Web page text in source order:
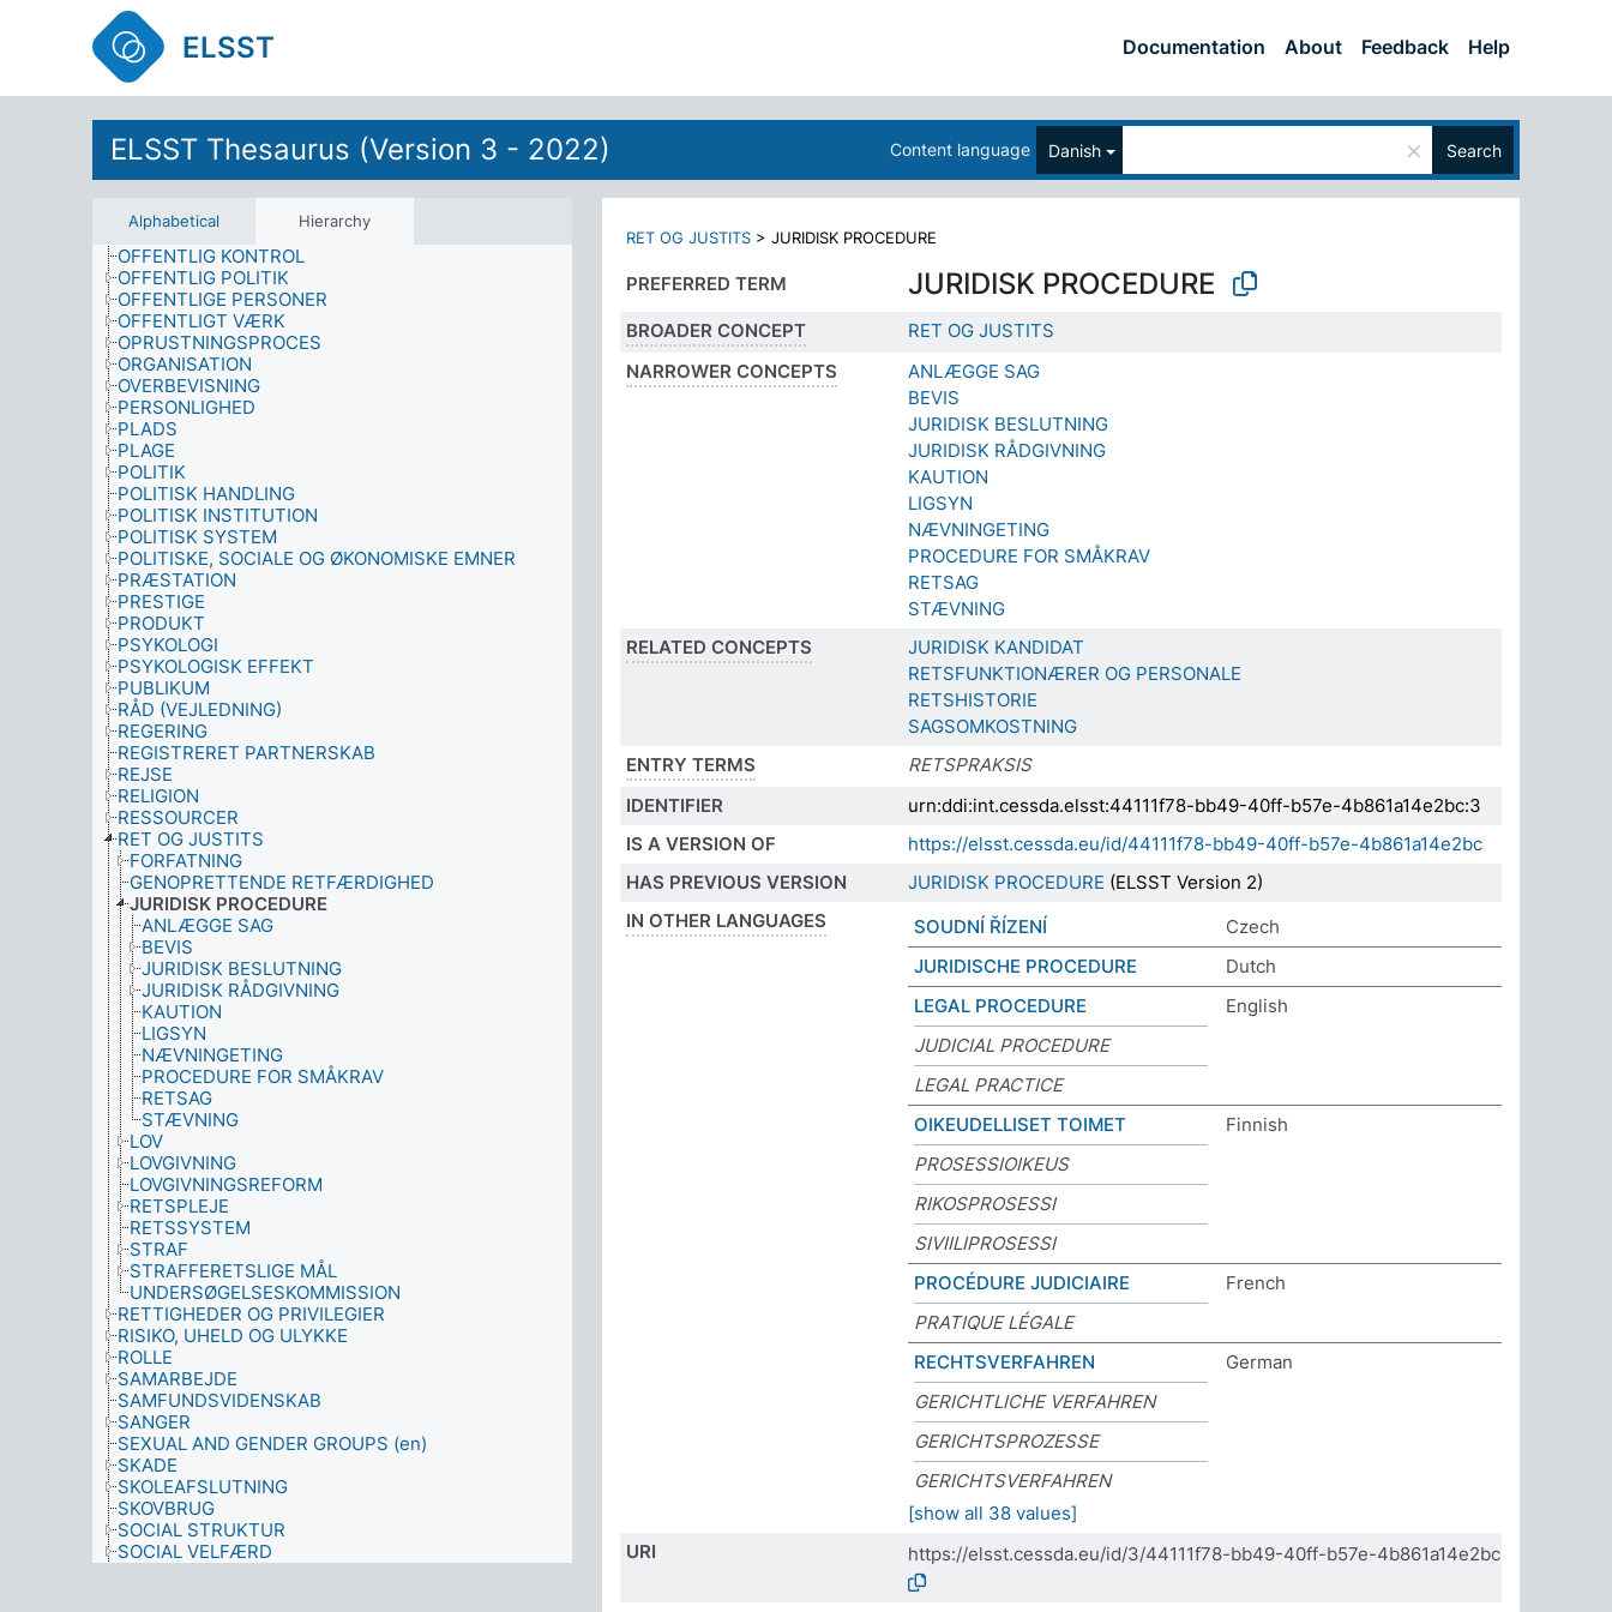
ELSST Documentation About Feedback Help
ELSST Thesaurus (Version 3 - 2022) Content language Danish × Search
Alphabetical Hierarchy
MILITÆR OPERATION
MILJØ
MILJØFORVÆRRING
MILJØVIDENSKAB
MUSIKER
NATIONALITET
NEDRUSTNING
ØDELÆGGELSE
OFFENTLIG KONTROL
OFFENTLIG POLITIK
OFFENTLIGE PERSONER
OFFENTLIGT VÆRK
OPRUSTNINGSPROCES
ORGANISATION
OVERBEVISNING
PERSONLIGHED
PLADS
PLAGE
POLITIK
POLITISK HANDLING
POLITISK INSTITUTION
POLITISK SYSTEM
POLITISKE, SOCIALE OG ØKONOMISKE EMNER
PRÆSTATION
PRESTIGE
PRODUKT
PSYKOLOGI
PSYKOLOGISK EFFEKT
PUBLIKUM
RÅD (VEJLEDNING)
REGERING
REGISTRERET PARTNERSKAB
REJSE
RELIGION
RESSOURCER
RET OG JUSTITS
FORFATNING
GENOPRETTENDE RETFÆRDIGHED
JURIDISK PROCEDURE
ANLÆGGE SAG
BEVIS
JURIDISK BESLUTNING
JURIDISK RÅDGIVNING
KAUTION
LIGSYN
NÆVNINGETING
PROCEDURE FOR SMÅKRAV
RETSAG
STÆVNING
LOV
LOVGIVNING
LOVGIVNINGSREFORM
RETSPLEJE
RETSSYSTEM
STRAF
STRAFFERETSLIGE MÅL
UNDERSØGELSESKOMMISSION
RETTIGHEDER OG PRIVILEGIER
RISIKO, UHELD OG ULYKKE
ROLLE
SAMARBEJDE
SAMFUNDSVIDENSKAB
SANGER
SEXUAL AND GENDER GROUPS (en)
SKADE
SKOLEAFSLUTNING
SKOVBRUG
SOCIAL STRUKTUR
SOCIAL VELFÆRD
RET OG JUSTITS > JURIDISK PROCEDURE
PREFERRED TERM JURIDISK PROCEDURE
BROADER CONCEPT
RET OG JUSTITS
NARROWER CONCEPTS
ANLÆGGE SAG
BEVIS
JURIDISK BESLUTNING
JURIDISK RÅDGIVNING
KAUTION
LIGSYN
NÆVNINGETING
PROCEDURE FOR SMÅKRAV
RETSAG
STÆVNING
RELATED CONCEPTS
JURIDISK KANDIDAT
RETSFUNKTIONÆRER OG PERSONALE
RETSHISTORIE
SAGSOMKOSTNING
ENTRY TERMS
RETSPRAKSIS
IDENTIFIER
urn:ddi:int.cessda.elsst:44111f78-bb49-40ff-b57e-4b861a14e2bc:3
IS A VERSION OF
https://elsst.cessda.eu/id/44111f78-bb49-40ff-b57e-4b861a14e2bc
HAS PREVIOUS VERSION
JURIDISK PROCEDURE (ELSST Version 2)
IN OTHER LANGUAGES
SOUDNÍ ŘÍZENÍ
Czech
JURIDISCHE PROCEDURE
Dutch
LEGAL PROCEDURE
English
JUDICIAL PROCEDURE
LEGAL PRACTICE
OIKEUDELLISET TOIMET
Finnish
PROSESSIOIKEUS
RIKOSPROSESSI
SIVIILIPROSESSI
PROCÉDURE JUDICIAIRE
French
PRATIQUE LÉGALE
RECHTSVERFAHREN
German
GERICHTLICHE VERFAHREN
GERICHTSPROZESSE
GERICHTSVERFAHREN
[show all 38 values]
URI
https://elsst.cessda.eu/id/3/44111f78-bb49-40ff-b57e-4b861a14e2bc